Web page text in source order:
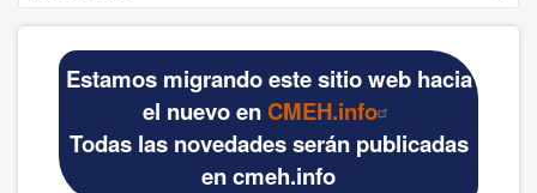
principal
INICIO
DOCUMENTOS BÁSICOS
Official materials
Estamos migrando este sitio web hacia
el nuevo en CMEH.info
Todas las novedades serán publicadas
en cmeh.info